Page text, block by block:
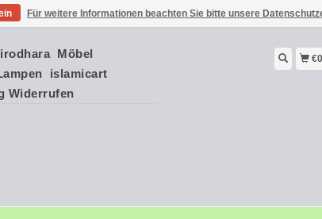
Möbel
islamicart
Widerrufen
Für weitere Informationen beachten Sie bitte unsere